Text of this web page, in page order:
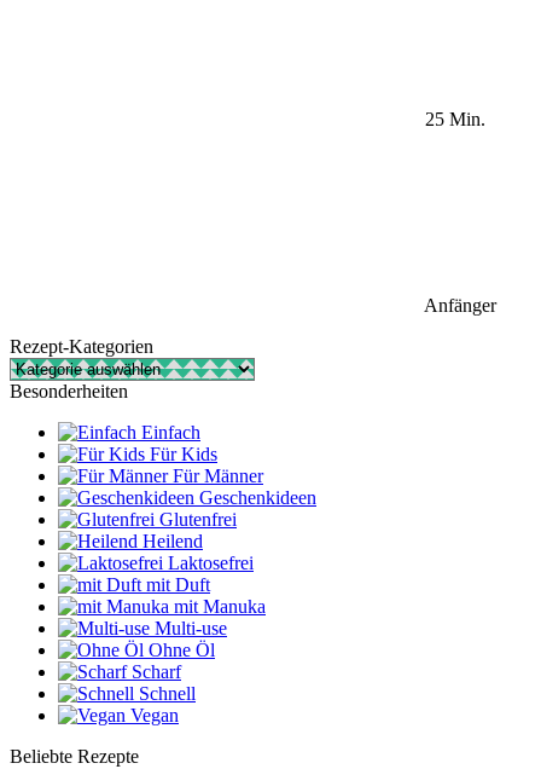
25 Min.
Anfänger
Rezept-Kategorien
Rezept-
Kategorien
Besonderheiten
Einfach
Für Kids
Für Männer
Geschenkideen
Glutenfrei
Heilend
Laktosefrei
mit Duft
mit Manuka
Multi-use
Ohne Öl
Scharf
Schnell
Vegan
Beliebte Rezepte